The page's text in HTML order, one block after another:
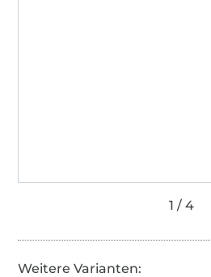
Weitere Varianten: